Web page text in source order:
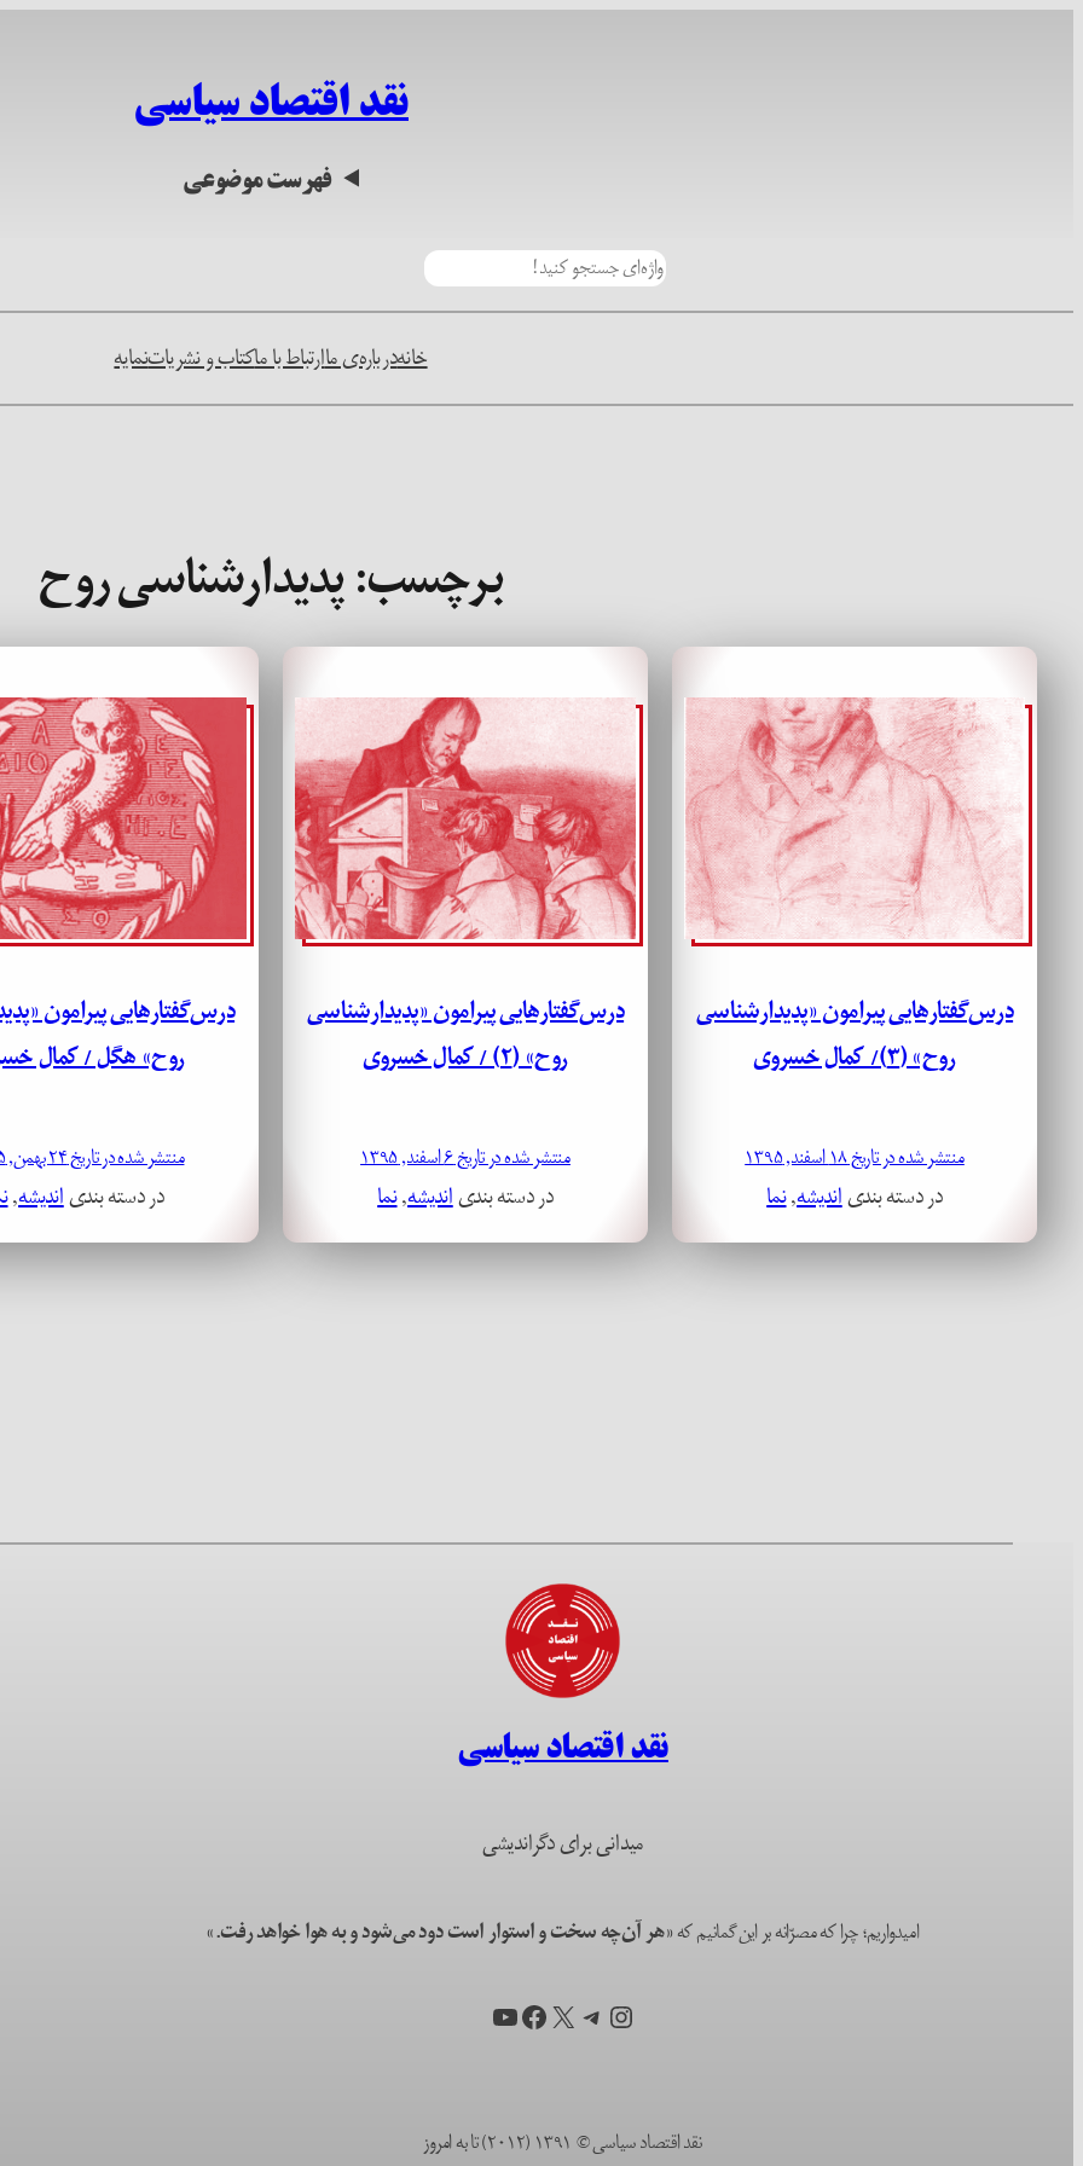
نقد اقتصاد سیاسی
فهرست موضوعی
خانهدرباره‌ی ماارتباط با ماکتاب و نشریاتنمایه
برچسب:پدیدارشناسی روح
درس‌گفتارهایی پیرامون «پدیدارشناسی
روح» (۳)/ کمال خسروی
منتشر شده در تاریخ ۱۸ اسفند, ۱۳۹۵
در دسته بندیاندیشه, نما
درس‌گفتارهایی پیرامون «پدیدارشناسی
روح» (۲) / کمال خسروی
منتشر شده در تاریخ ۶ اسفند, ۱۳۹۵
در دسته بندیاندیشه, نما
درس‌گفتارهایی پیرامون
روح» هگل / کمال
منتشر شده در تاریخ ۲۴ بهمن, ۱۳۹۵
در دسته بندیاندیشه,
نقد اقتصاد سیاسی
میدانی برای دگراندیشی
امیدواریم؛ چرا که مصرّانه بر این گمانیم که«هر آن‌چه سخت و استوار است دود می‌شود و به هوا خواهد رفت.»
اینستاگرم
تلگرام
X فیس‌بوک
یوتیوب
نقد اقتصاد سیاسی © ۱۳۹۱ (۲۰۱۲) تا به امروز